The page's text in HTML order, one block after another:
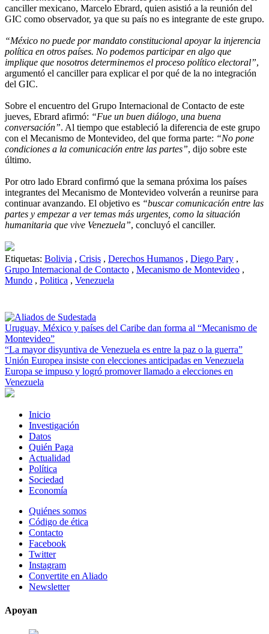
canciller mexicano, Marcelo Ebrard, quien asistió a la reunión del
GIC como observador, ya que su país no es integrante de este grupo.
“México no puede por mandato constitucional apoyar la injerencia
política en otros países. No podemos participar en algo que
implique que nosotros determinemos el proceso político electoral”,
argumentó el canciller para explicar el por qué de la no integración
del GIC.
Sobre el encuentro del Grupo Internacional de Contacto de este
jueves, Ebrard afirmó: “Fue un buen diálogo, una buena
conversación”. Al tiempo que estableció la diferencia de este grupo
con el Mecanismo de Montevideo, del que forma parte: “No pone
condiciones a la comunicación entre las partes”, dijo sobre este
último.
Por otro lado Ebrard confirmó que la semana próxima los países
integrantes del Mecanismo de Montevideo volverán a reunirse para
continuar avanzando. El objetivo es “buscar comunicación entre las
partes y empezar a ver temas más urgentes, como la situación
humanitaria que vive Venezuela”, concluyó el canciller.
Etiquetas: Bolivia , Crisis , Derechos Humanos , Diego Pary ,
Grupo Internacional de Contacto , Mecanismo de Montevideo ,
Mundo , Politica , Venezuela
Uruguay, México y países del Caribe dan forma al “Mecanismo de
Montevideo”
“La mayor disyuntiva de Venezuela es entre la paz o la guerra”
Unión Europea insiste con elecciones anticipadas en Venezuela
Europa se impuso y logró promover llamado a elecciones en
Venezuela
Inicio
Investigación
Datos
Quién Paga
Actualidad
Política
Sociedad
Economía
Quiénes somos
Código de ética
Contacto
Facebook
Twitter
Instagram
Convertite en Aliado
Newsletter
Apoyan